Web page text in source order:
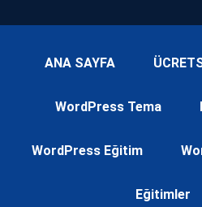
ANA SAYFA
WordPress Tema
WordPress Eğitim
Eğitimler